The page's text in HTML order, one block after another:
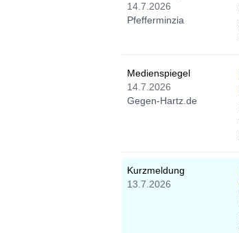
14.7.2026
Pfefferminzia
Medienspiegel
14.7.2026
Gegen-Hartz.de
Kurzmeldung
13.7.2026